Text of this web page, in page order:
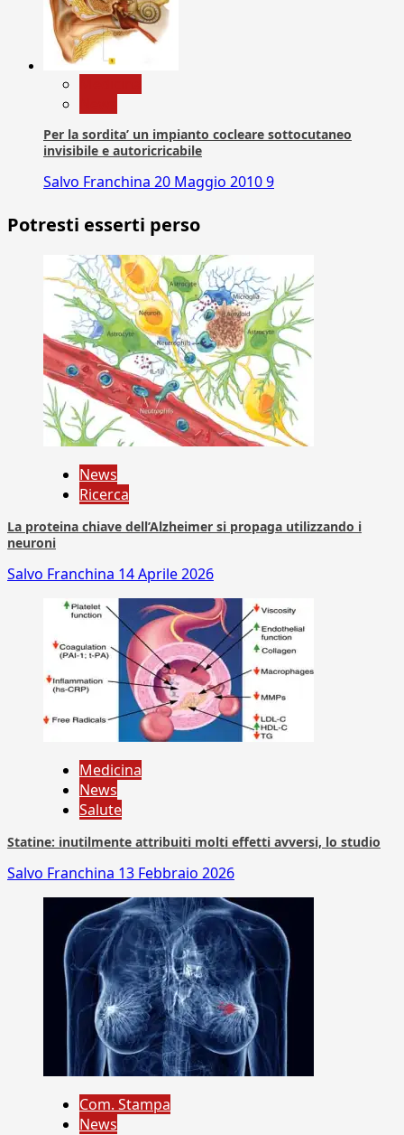
Per la sordita’ un impianto cocleare sottocutaneo
invisibile e autoricricabile
Salvo Franchina 20 Maggio 20109
Potresti esserti perso
News
Ricerca
La proteina chiave dell’Alzheimer si propaga utilizzando i
neuroni
Salvo Franchina 14 Aprile 2026
Medicina
News
Salute
Statine: inutilmente attribuiti molti effetti avversi, lo studio
Salvo Franchina 13 Febbraio 2026
Com. Stampa
News